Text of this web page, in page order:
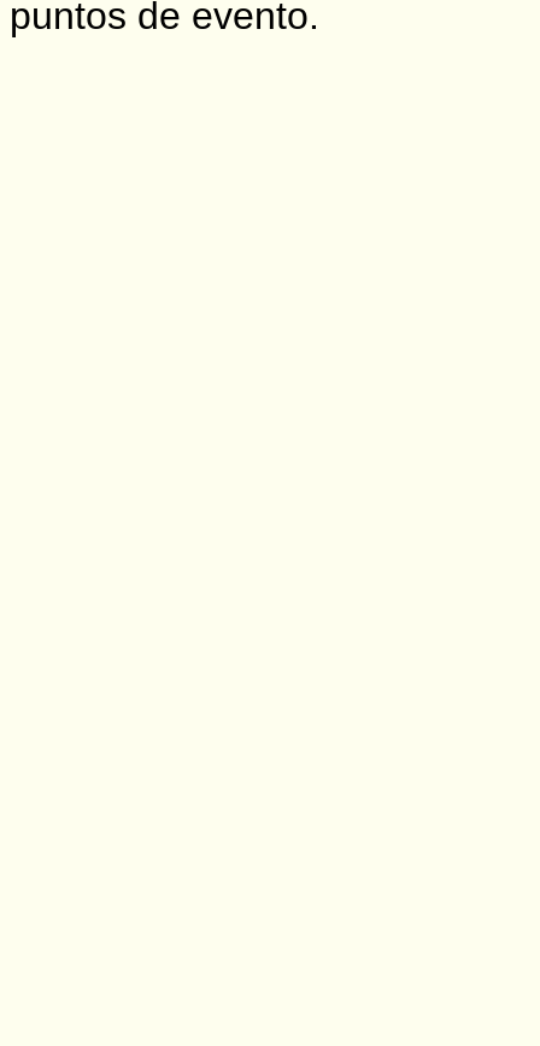
puntos de evento.